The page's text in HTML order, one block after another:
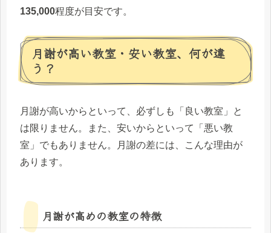
135,000程度が目安です。
月謝が高い教室・安い教室、何が違
う？
月謝が高いからといって、必ずしも「良い教室」と
は限りません。また、安いからといって「悪い教
室」でもありません。月謝の差には、こんな理由が
あります。
月謝が高めの教室の特徴